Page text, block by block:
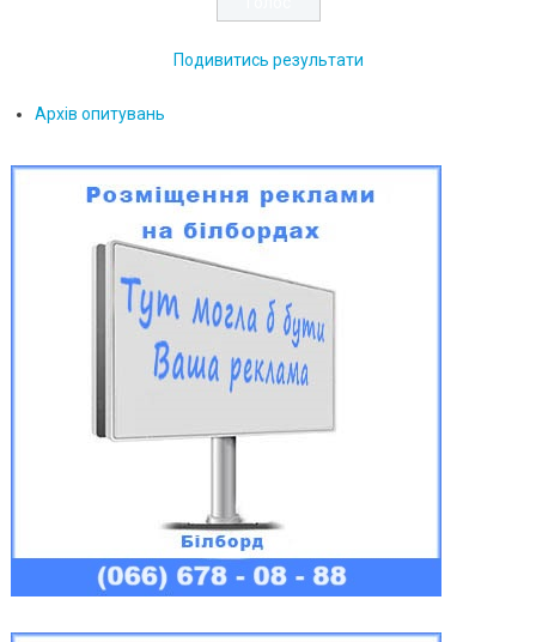
Подивитись результати
Архів опитувань